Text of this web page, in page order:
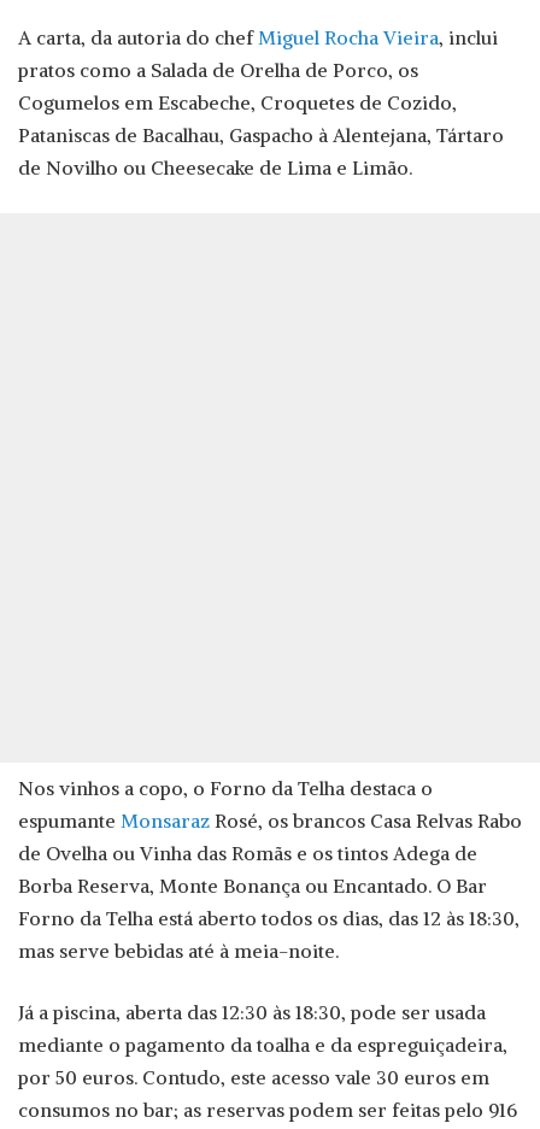
A carta, da autoria do chefMiguel Rocha Vieira, inclui
pratos como a Salada de Orelha de Porco, os
Cogumelos em Escabeche, Croquetes de Cozido,
Pataniscas de Bacalhau, Gaspacho à Alentejana, Tártaro
de Novilho ou Cheesecake de Lima e Limão.
Nos vinhos a copo, o Forno da Telha destaca o
espumante Monsaraz Rosé, os brancos Casa Relvas Rabo
de Ovelha ou Vinha das Romãs e os tintos Adega de
Borba Reserva, Monte Bonança ou Encantado. O Bar
Forno da Telha está aberto todos os dias, das 12 às 18:30,
mas serve bebidas até à meia-noite.
Já a piscina, aberta das 12:30 às 18:30, pode ser usada
mediante o pagamento da toalha e da espreguiçadeira,
por 50 euros. Contudo, este acesso vale 30 euros em
consumos no bar; as reservas podem ser feitas pelo 916